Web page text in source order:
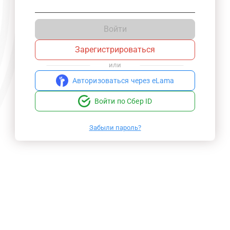
Войти
Зарегистрироваться
или
Авторизоваться через eLama
Войти по Сбер ID
Забыли пароль?